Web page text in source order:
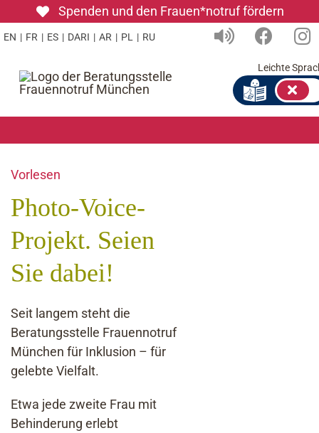
Spenden und den Frauen*notruf fördern
EN | FR | ES | DARI | AR | PL | RU
Leichte
Vorlesen
Photo-Voice-
Projekt. Seien
Sie dabei!
Seit langem steht die
Beratungsstelle Frauennotruf
München für Inklusion – für
gelebte Vielfalt.
Etwa jede zweite Frau mit
Behinderung erlebt